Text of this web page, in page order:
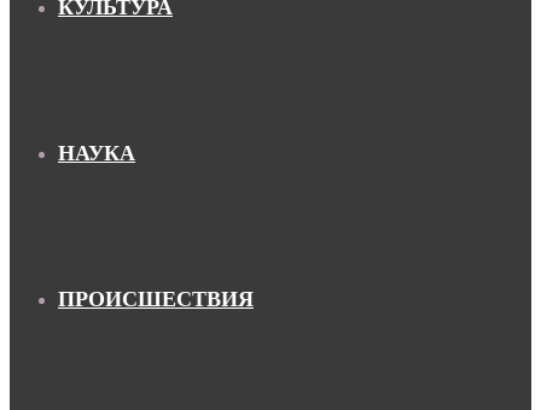
КУЛЬТУРА
НАУКА
ПРОИСШЕСТВИЯ